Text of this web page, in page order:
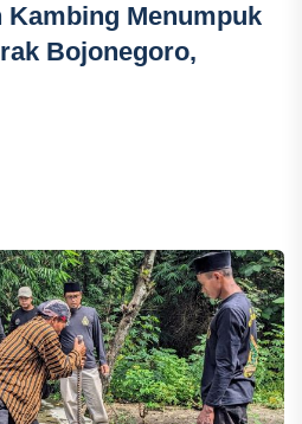
Kambing Menumpuk
Bojonegoro,